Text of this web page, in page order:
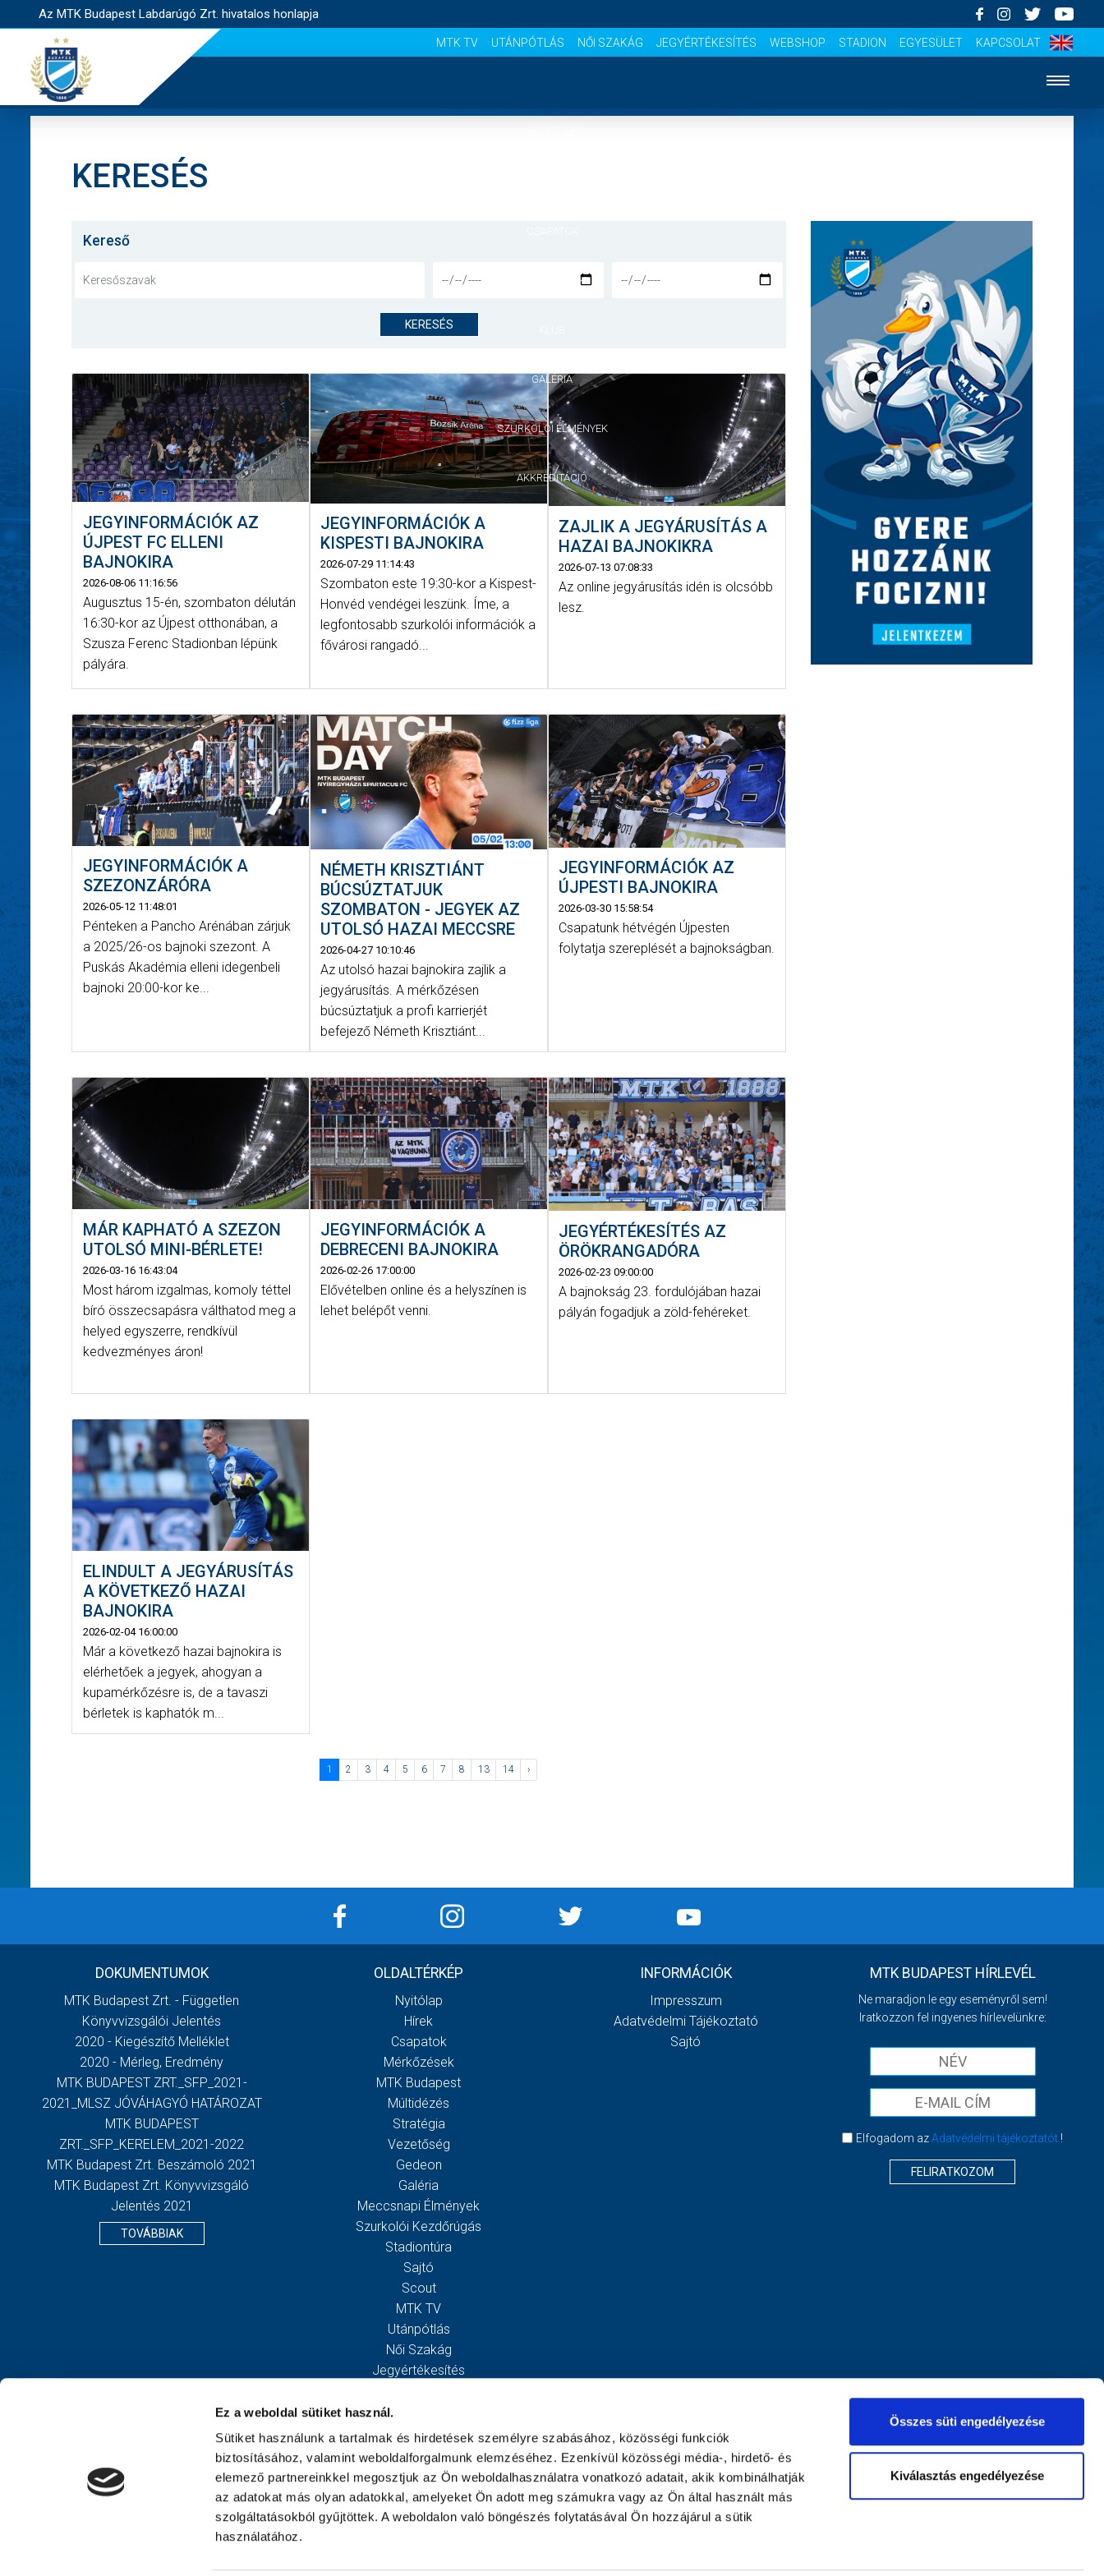
Ez a weboldal sütiket használ.
Sütiket használunk a tartalmak és hirdetések személyre szabásához, közösségi funkciók
biztosításához, valamint weboldalforgalmunk elemzéséhez. Ezenkívül közösségi média-, hirdető- és
elemező partnereinkkel megosztjuk az Ön weboldalhasználatra vonatkozó adatait, akik kombinálhatják
az adatokat más olyan adatokkal, amelyeket Ön adott meg számukra vagy az Ön által használt más
szolgáltatásokból gyűjtöttek. A weboldalon való böngészés folytatásával Ön hozzájárul a sütik
használatához.
Összes süti engedélyezése
Kiválasztás engedélyezése
Az MTK Budapest Labdarúgó Zrt. hivatalos honlapja
MTK TV UTÁNPÓTLÁS NŐI SZAKÁG JEGYÉRTÉKESÍTÉS WEBSHOP STADION EGYESÜLET KAPCSOLAT
MÉRKŐZÉSEK
GALÉRIA
SZURKOLÓI ÉLMÉNYEK
AKKREDITÁCIÓ
KERESÉS
Kereső
KERESÉS
JEGYINFORMÁCIÓK AZ
ÚJPEST FC ELLENI
BAJNOKIRA
2026-08-06 11:16:56
Augusztus 15-én, szombaton délután
16:30-kor az Újpest otthonában, a
Szusza Ferenc Stadionban lépünk
pályára.
JEGYINFORMÁCIÓK A
KISPESTI BAJNOKIRA
2026-07-29 11:14:43
Szombaton este 19:30-kor a Kispest-
Honvéd vendégei leszünk. Íme, a
legfontosabb szurkolói információk a
fővárosi rangadó...
ZAJLIK A JEGYÁRUSÍTÁS A
HAZAI BAJNOKIKRA
2026-07-13 07:08:33
Az online jegyárusítás idén is olcsóbb
lesz.
JEGYINFORMÁCIÓK A
SZEZONZÁRÓRA
2026-05-12 11:48:01
Pénteken a Pancho Arénában zárjuk
a 2025/26-os bajnoki szezont. A
Puskás Akadémia elleni idegenbeli
bajnoki 20:00-kor ke...
NÉMETH KRISZTIÁNT
BÚCSÚZTATJUK
SZOMBATON - JEGYEK AZ
UTOLSÓ HAZAI MECCSRE
2026-04-27 10:10:46
Az utolsó hazai bajnokira zajlik a
jegyárusítás. A mérkőzésen
búcsúztatjuk a profi karrierjét
befejező Németh Krisztiánt...
JEGYINFORMÁCIÓK AZ
ÚJPESTI BAJNOKIRA
2026-03-30 15:58:54
Csapatunk hétvégén Újpesten
folytatja szereplését a bajnokságban.
MÁR KAPHATÓ A SZEZON
UTOLSÓ MINI-BÉRLETE!
2026-03-16 16:43:04
Most három izgalmas, komoly téttel
bíró összecsapásra válthatod meg a
helyed egyszerre, rendkívül
kedvezményes áron!
JEGYINFORMÁCIÓK A
DEBRECENI BAJNOKIRA
2026-02-26 17:00:00
Elővételben online és a helyszínen is
lehet belépőt venni.
JEGYÉRTÉKESÍTÉS AZ
ÖRÖKRANGADÓRA
2026-02-23 09:00:00
A bajnokság 23. fordulójában hazai
pályán fogadjuk a zöld-fehéreket.
ELINDULT A JEGYÁRUSÍTÁS
A KÖVETKEZŐ HAZAI
BAJNOKIRA
2026-02-04 16:00:00
Már a következő hazai bajnokira is
elérhetőek a jegyek, ahogyan a
kupamérkőzésre is, de a tavaszi
bérletek is kaphatók m...
1 2 3 4 5 6 7 8 13 14 ›
DOKUMENTUMOK
MTK Budapest Zrt. - Független
Könyvvizsgálói Jelentés
2020 - Kiegészítő Melléklet
2020 - Mérleg, Eredmény
MTK BUDAPEST ZRT._SFP_2021-
2021_MLSZ JÓVÁHAGYÓ HATÁROZAT
MTK BUDAPEST
ZRT._SFP_KERELEM_2021-2022
MTK Budapest Zrt. Beszámoló 2021
MTK Budapest Zrt. Könyvvizsgáló
Jelentés 2021
TOVÁBBIAK
OLDALTÉRKÉP
Nyitólap
Hírek
Csapatok
Mérkőzések
MTK Budapest
Múltidézés
Stratégia
Vezetőség
Gedeon
Galéria
Meccsnapi Élmények
Szurkolói Kezdőrúgás
Stadiontúra
Sajtó
Scout
MTK TV
Utánpótlás
Női Szakág
Jegyértékesítés
Egyesület
Kapcsolat
INFORMÁCIÓK
Impresszum
Adatvédelmi Tájékoztató
Sajtó
MTK BUDAPEST HÍRLEVÉL
Ne maradjon le egy eseményről sem!
Iratkozzon fel ingyenes hírlevelünkre:
Elfogadom azAdatvédelmi tájékoztatót !
FELIRATKOZOM